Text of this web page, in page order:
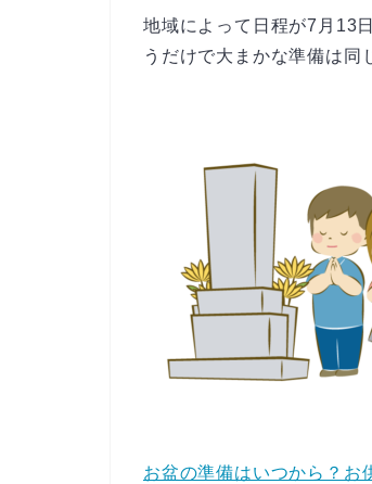
地域によって日程が7月13
うだけで大まかな準備は同
お盆の準備はいつから？お